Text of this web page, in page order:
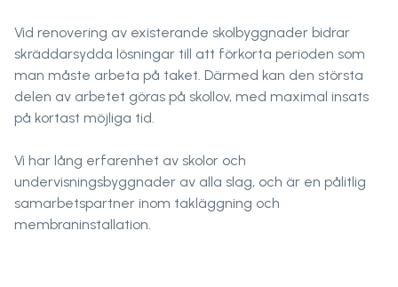
Vid renovering av existerande skolbyggnader bidrar
skräddarsydda lösningar till att förkorta perioden som
man måste arbeta på taket. Därmed kan den största
delen av arbetet göras på skollov, med maximal insats
på kortast möjliga tid.
Vi har lång erfarenhet av skolor och
undervisningsbyggnader av alla slag, och är en pålitlig
samarbetspartner inom takläggning och
membraninstallation.